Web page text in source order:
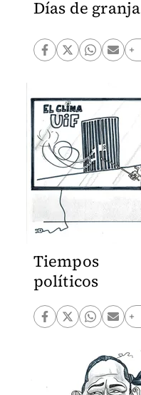
Días de granja
Tiempos
políticos